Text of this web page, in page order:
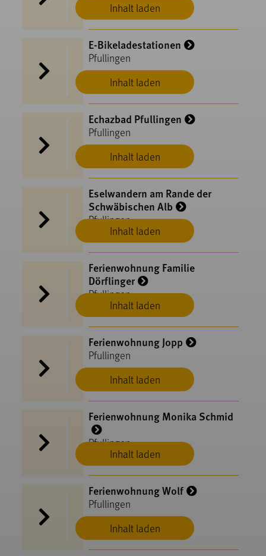
Inhalt laden
Inhalt laden
E-Bikeladestationen
Pfullingen
Inhalt laden
Echazbad Pfullingen
Pfullingen
Inhalt laden
Eselwandern am Rande der
Schwäbischen Alb
Pfullingen
Inhalt laden
Ferienwohnung Familie
Dörflinger
Pfullingen
Inhalt laden
Ferienwohnung Jopp
Pfullingen
Inhalt laden
Ferienwohnung Monika Schmid
Pfullingen
Inhalt laden
Ferienwohnung Wolf
Pfullingen